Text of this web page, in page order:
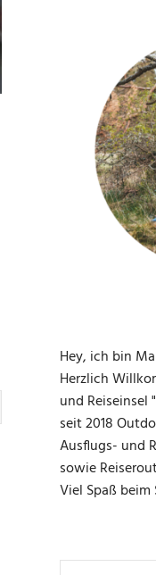
Hey, ich bin
Herzlich
und Reiseinsel
seit 2018
Ausflugs- und
sowie
Viel Spaß beim